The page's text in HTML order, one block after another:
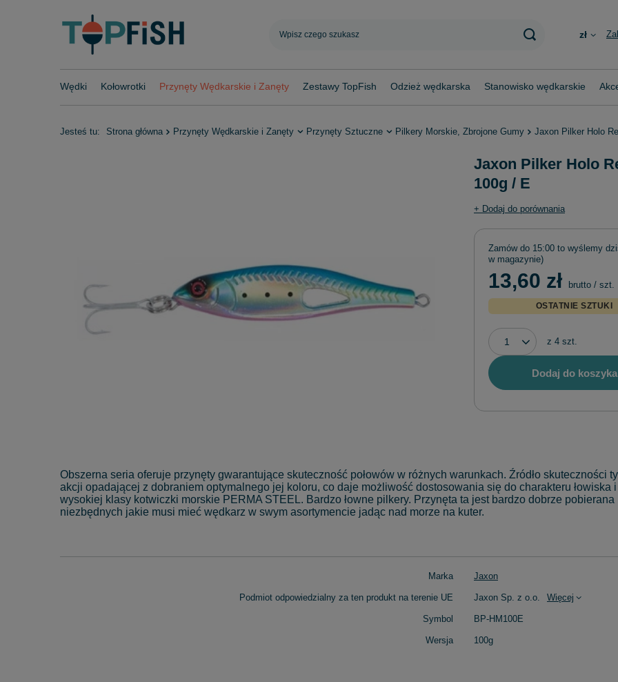
zł
Wędki Kołowrotki Przynęty Wędkarskie i Zanęty Zestawy TopFish Odzież wędkarska Stanowisko wędkarskie
Jesteś tu: Strona główna Przynęty Wędkarskie i Zanęty Przynęty Sztuczne Pilkery Morskie, Zbrojone Gumy Jaxon Pilker Holo
Jaxon Pilker Holo
100g / E
+ Dodaj do porównania
Zamów do 15:00 to wyślemy
w magazynie)
13,60 zł brutto / szt.
OSTATNIE SZTUKI
z 4 szt.
Dodaj do koszyka
Obszerna seria oferuje przynęty gwarantujące skuteczność połowów w różnych warunkach. Źródło skuteczności
akcji opadającej z dobraniem optymalnego jej koloru, co daje możliwość dostosowania się do charakteru
wysokiej klasy kotwiczki morskie PERMA STEEL. Bardzo łowne pilkery. Przynęta ta jest bardzo dobrze
niezbędnych jakie musi mieć wędkarz w swym asortymencie jadąc nad morze na kuter.
Marka Jaxon
Podmiot odpowiedzialny za ten produkt na terenie UE Jaxon Sp. z o.o. Więcej
Symbol BP-HM100E
Wersja 100g